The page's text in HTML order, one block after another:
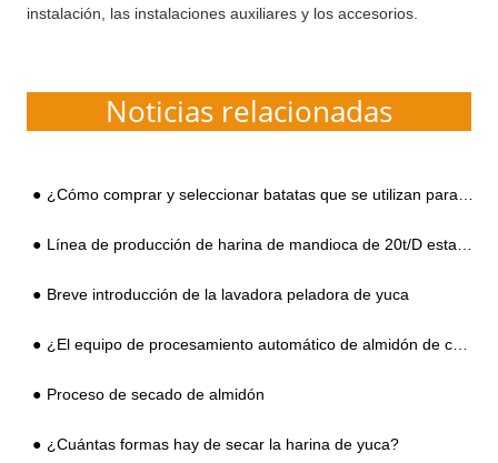
instalación, las instalaciones auxiliares y los accesorios.
Noticias relacionadas
¿Cómo comprar y seleccionar batatas que se utilizan para el procesamiento de almidón?
Línea de producción de harina de mandioca de 20t/D establecida en África
Breve introducción de la lavadora peladora de yuca
¿El equipo de procesamiento automático de almidón de camote es fácil de instalar y cuáles son las precauciones?
Proceso de secado de almidón
¿Cuántas formas hay de secar la harina de yuca?